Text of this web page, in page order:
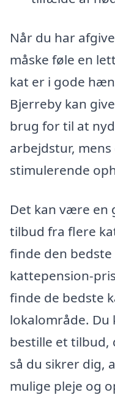
Når du har
måske føle en
kat er i gode
Bjerreby kan
brug for til at
arbejdstur,
stimulerende
Det kan være en
tilbud fra flere
finde den
kattepension-
finde de bedste
lokalområde. Du
bestille et tilbud,
så du sikrer dig,
mulige pleje og